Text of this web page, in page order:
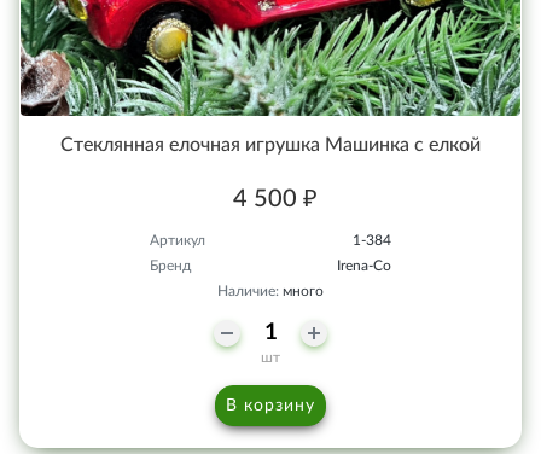
Стеклянная елочная игрушка Машинка с елкой
4 500 ₽
Артикул
1-384
Бренд
Irena-Co
Наличие: много
шт
В корзину